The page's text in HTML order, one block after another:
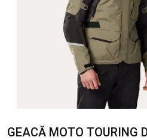
GEACĂ MOTO TOURING